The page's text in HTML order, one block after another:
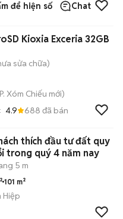
để hiện số Chat
Kioxia Exceria 32GB
sửa chữa)
P. Xóm Chiếu mới)
4.9 688 đã bán
thích đầu tư đất quy
trong quý 4 năm nay
5 m
101 m²
Hiệp